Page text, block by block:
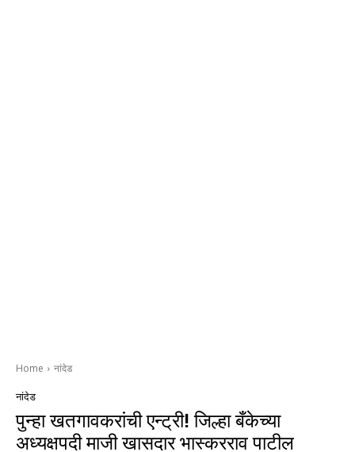
Home नांदेड
नांदेड
पुन्हा खतगावकरांची एन्ट्री! जिल्हा बँकेच्या
अध्यक्षपदी माजी खासदार भास्करराव पाटील